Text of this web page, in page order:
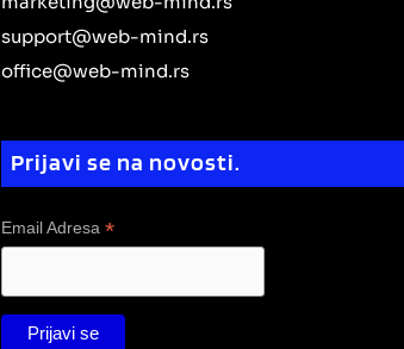
support@web-mind.rs
office@web-mind.rs
Prijavi se na novosti.
Email Adresa *